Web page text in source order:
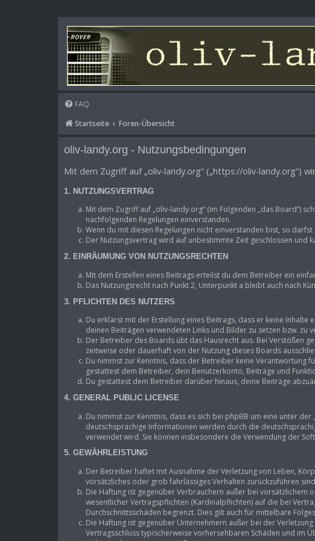
FAQ
Startseite
Foren-Übersicht
oliv-landy.org - Nutzungsbedingungen
Mit dem Zugriff auf „oliv-landy.org“ („https://oliv-landy.org“)
1. NUTZUNGSVERTRAG
Mit dem Zugriff auf „oliv-landy.org“ (im Folgenden „das Board“)
nachfolgenden Regelungen einverstanden.
Wenn du mit diesen Regelungen nicht einverstanden bist, so
Der Nutzungsvertrag wird auf unbestimmte Zeit geschlossen und
2. EINRÄUMUNG VON NUTZUNGSRECHTEN
Mit dem Erstellen eines Beitrags erteilst du dem Betreiber ein
Das Nutzungsrecht nach Punkt 2, Unterpunkt a bleibt auch nach
3. PFLICHTEN DES NUTZERS
Du erklärst mit der Erstellung eines Beitrags, dass er keine
deinen Beiträgen verwendeten Links und Bilder zu setzen bzw. zu
Der Betreiber des Boards übt das Hausrecht aus. Bei Verstößen
zeitweise oder dauerhaft von der Nutzung dieses Boards
Du nimmst zur Kenntnis, dass der Betreiber keine Verantwortung
gestattest dem Betreiber, dein Benutzerkonto, Beiträge und
Du gestattest dem Betreiber darüber hinaus, deine Beiträge
4. GENERAL PUBLIC LICENSE
Du nimmst zur Kenntnis, dass es sich bei phpBB um eine unter der „
deutschsprachige Informationen werden durch die
verwendet wird. Sie können insbesondere die Verwendung der
5. GEWÄHRLEISTUNG
Der Betreiber haftet mit Ausnahme der Verletzung von Leben,
vorsätzliches oder grob fahrlässiges Verhalten zurückzuführen
Die Haftung ist gegenüber Verbrauchern außer bei vorsätzlichem
wesentlicher Vertragspflichten (Kardinalpflichten) auf die bei
Durchschnittsschäden begrenzt. Dies gilt auch für mittelbare
Die Haftung ist gegenüber Unternehmern außer bei der
Vertragsschluss typischerweise vorhersehbaren Schäden und im